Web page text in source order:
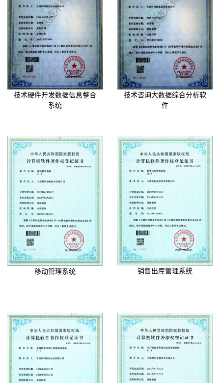
技术硬件开发数据信息整合
系统
技术咨询大数据综合分析软
件
移动管理系统 销售出库管理系统